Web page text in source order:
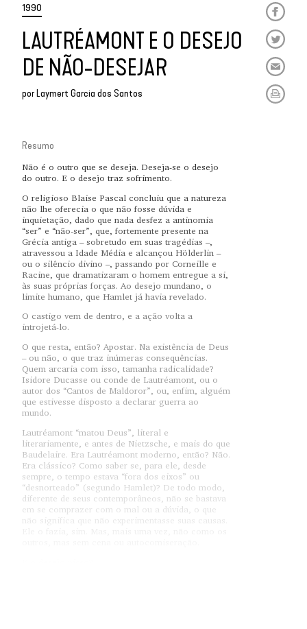
1990
LAUTRÉAMONT E O DESEJO
DE NÃO-DESEJAR
porLaymert Garcia dos Santos
Resumo
Não é o outro que se deseja. Deseja-se o desejo
do outro. E o desejo traz sofrimento.
O religioso Blaise Pascal concluiu que a natureza
não lhe oferecia o que não fosse dúvida e
inquietação, dado que nada desfez a antinomia
“ser” e “não-ser”, que, fortemente presente na
Grécia antiga – sobretudo em suas tragédias –,
atravessou a Idade Média e alcançou Hölderlin –
ou o silêncio divino –, passando por Corneille e
Racine, que dramatizaram o homem entregue a si,
às suas próprias forças. Ao desejo mundano, o
limite humano, que Hamlet já havia revelado.
O castigo vem de dentro, e a ação volta a
introjetá-lo.
O que resta, então? Apostar. Na existência de Deus
– ou não, o que traz inúmeras consequências.
Quem arcaria com isso, tamanha radicalidade?
Isidore Ducasse ou conde de Lautréamont, ou o
autor dos “Cantos de Maldoror”, ou, enfim, alguém
que estivesse disposto a declarar guerra ao
mundo.
Lautréamont “matou Deus”, literal e
literariamente, e antes de Nietzsche, e mais do que
Baudelaire. Era Lautréamont moderno, então? Não.
Era clássico? Como saber se, para ele, desde
sempre, o tempo estava “fora dos eixos” ou
“desnorteado” (segundo Hamlet)? De todo modo,
diferente de seus contemporâneos, não se bastava
em se comprazer com o mal ou a dúvida, o que
não significa que não experimentasse suas causas.